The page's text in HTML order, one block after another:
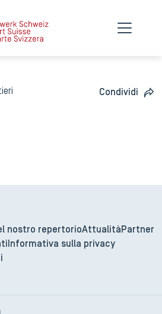
Condividi
nostro repertorioAttualità Partner
Informativa sulla privacy